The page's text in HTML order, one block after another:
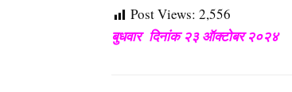
Post Views: 2,556
बुधवार दिनांक २३ ऑक्टोबर २०२४